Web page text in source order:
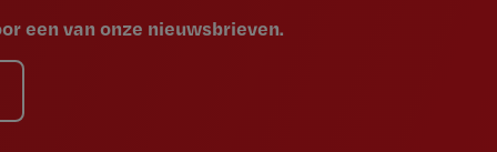
een van onze nieuwsbrieven.